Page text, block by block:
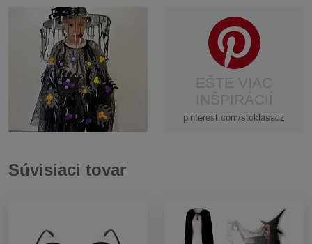
pinterest.com/stoklasacz
Súvisiaci tovar